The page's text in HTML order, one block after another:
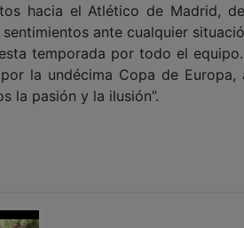
hacia el Atlético de Madrid,
ante cualquier
temporada por todo el
la undécima Copa de Europa,
la pasión y la ilusión”.